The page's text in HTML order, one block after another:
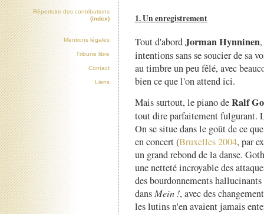
1. Un enregistrement
Tout d'abordJorman Hynninen,
intentions sans se soucier de sa
au timbre un peu fêlé, avec
bien ce que l'on attend ici.
Mais surtout, le piano deRalf
tout dire parfaitement fulgurant.
On se situe dans le goût de ce
en concert (Bruxelles 2004, par
un grand rebond de la danse.
une netteté incroyable des
des bourdonnements
dansMein !, avec des
les lutins n'en avaient jamais
Répertoire des contributions
(index)
Mentions légales
Tribune libre
Contact
Liens